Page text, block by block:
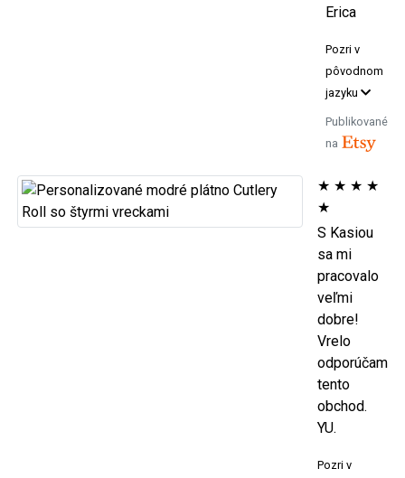
Erica
Pozri v
pôvodnom
jazyku
Publikované
na
★ ★ ★ ★
★
S Kasiou
sa mi
pracovalo
veľmi
dobre!
Vrelo
odporúčam
tento
obchod.
YU.
Pozri v